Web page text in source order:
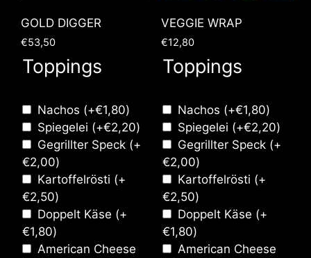
GOLD DIGGER
€53,50
Toppings
Nachos (+€1,80)
Spiegelei (+€2,20)
Gegrillter Speck (+
€2,00)
Kartoffelrösti (+
€2,50)
Doppelt Käse (+
€1,80)
American Cheese
VEGGIE WRAP
€12,80
Toppings
Nachos (+€1,80)
Spiegelei (+€2,20)
Gegrillter Speck (+
€2,00)
Kartoffelrösti (+
€2,50)
Doppelt Käse (+
€1,80)
American Cheese